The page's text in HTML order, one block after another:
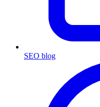
SEO blog